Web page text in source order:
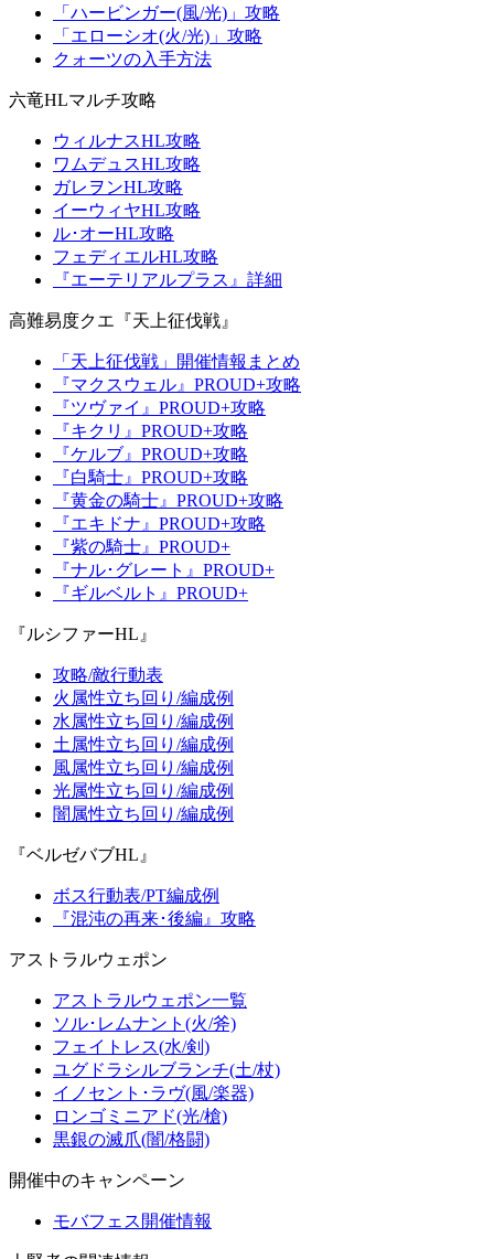
「ハービンガー(風/光)」攻略
「エローシオ(火/光)」攻略
クォーツの入手方法
六竜HLマルチ攻略
ウィルナスHL攻略
ワムデュスHL攻略
ガレヲンHL攻略
イーウィヤHL攻略
ル･オーHL攻略
フェディエルHL攻略
『エーテリアルプラス』詳細
高難易度クエ『天上征伐戦』
「天上征伐戦」開催情報まとめ
『マクスウェル』PROUD+攻略
『ツヴァイ』PROUD+攻略
『キクリ』PROUD+攻略
『ケルブ』PROUD+攻略
『白騎士』PROUD+攻略
『黄金の騎士』PROUD+攻略
『エキドナ』PROUD+攻略
『紫の騎士』PROUD+
『ナル･グレート』PROUD+
『ギルベルト』PROUD+
『ルシファーHL』
攻略/敵行動表
火属性立ち回り/編成例
水属性立ち回り/編成例
土属性立ち回り/編成例
風属性立ち回り/編成例
光属性立ち回り/編成例
闇属性立ち回り/編成例
『ベルゼバブHL』
ボス行動表/PT編成例
『混沌の再来･後編』攻略
アストラルウェポン
アストラルウェポン一覧
ソル･レムナント(火/斧)
フェイトレス(水/剣)
ユグドラシルブランチ(土/杖)
イノセント･ラヴ(風/楽器)
ロンゴミニアド(光/槍)
黒銀の滅爪(闇/格闘)
開催中のキャンペーン
モバフェス開催情報